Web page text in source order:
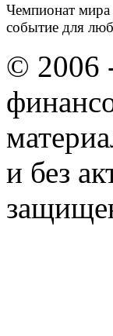
Чемпионат мира
событие для
© 2006
и без